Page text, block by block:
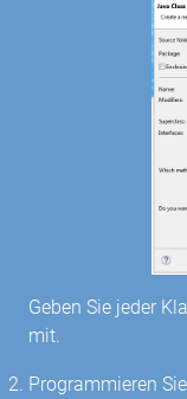
Geben Sie jeder
mit.
Programmieren